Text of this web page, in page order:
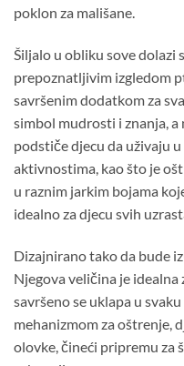
poklon za mališane.
Šiljalo u obliku sove dolazi
prepoznatljivim izgledom
savršenim dodatkom za
simbol mudrosti i znanja,
podstiče djecu da uživaju
aktivnostima, kao što je
u raznim jarkim bojama
idealno za djecu svih
Dizajnirano tako da bude
Njegova veličina je idealna
savršeno se uklapa u
mehanizmom za oštrenje,
olovke, čineći pripremu za